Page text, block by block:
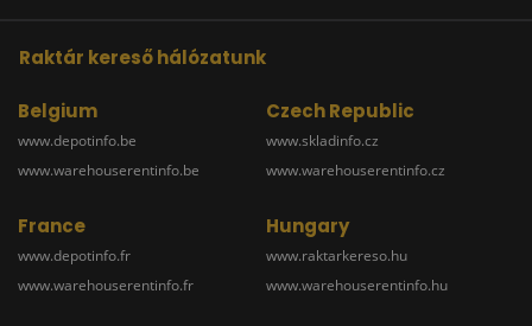
Raktár kereső hálózatunk
Belgium
www.depotinfo.be
www.warehouserentinfo.be
Czech Republic
www.skladinfo.cz
www.warehouserentinfo.cz
France
www.depotinfo.fr
www.warehouserentinfo.fr
Hungary
www.raktarkereso.hu
www.warehouserentinfo.hu